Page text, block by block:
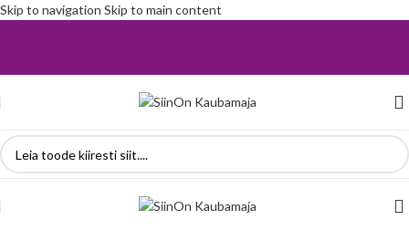
Skip to navigation Skip to main content